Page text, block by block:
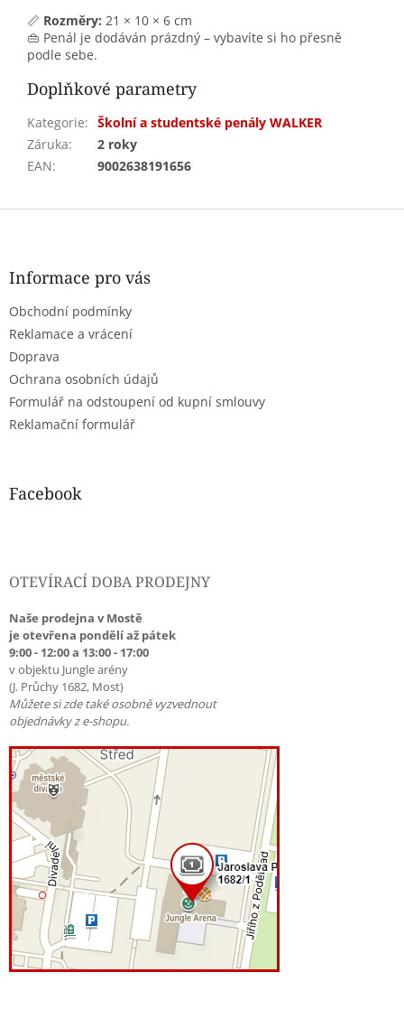
📏 Rozměry: 21 × 10 × 6 cm
👜 Penál je dodáván prázdný – vybavíte si ho přesně
podle sebe.
Doplňkové parametry
Kategorie: Školní a studentské penály WALKER
Záruka:
2 roky
EAN: 9002638191656
Z
Informace pro vás
Obchodní podmínky
Reklamace a vrácení
Doprava
Ochrana osobních údajů
Formulář na odstoupení od kupní smlouvy
Reklamační formulář
Facebook
OTEVÍRACÍ DOBA PRODEJNY
Naše prodejna v Mostě
je otevřena pondělí až pátek
9:00 - 12:00 a 13:00 - 17:00
v objektu Jungle arény
(J. Průchy 1682, Most)
Můžete si zde také osobně vyzvednout
objednávky z e-shopu.